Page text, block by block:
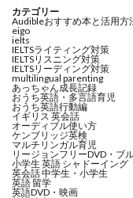
カテゴリー
Audibleおすすめ本と活用方
eigo
ielts
IELTSライティング対策
IELTSリスニング対策
IELTSリーディング対策
multilingual parenting
あっちゃん成長記録
おうち英語・多言語育児
おうち英語行動編
イギリス 英会話
オーディブル使い方
ケンブリッジ英検
マルチリンガル育児
リージョンフリーDVD・ブ
小学生 英語 シャドーイング
英会話 中学生・小学生
英語 留学
英語DVD・映画